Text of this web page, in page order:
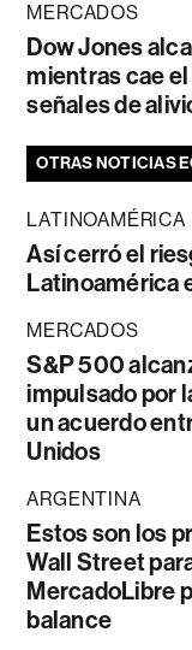
MERCADOS
Dow Jones
mientras cae
señales de
OTRAS NOTICIAS
LATINOAMÉRICA
Así cerró el
Latinoamérica
MERCADOS
S&P 500
impulsado por
un acuerdo
Unidos
ARGENTINA
Estos son los
Wall Street
MercadoLibre
balance